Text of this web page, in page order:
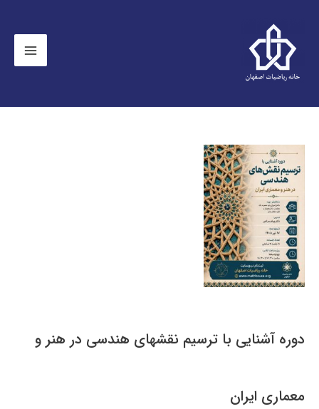
دوره آشنایی با ترسیم نقشهای هندسی در هنر و
معماری ایران